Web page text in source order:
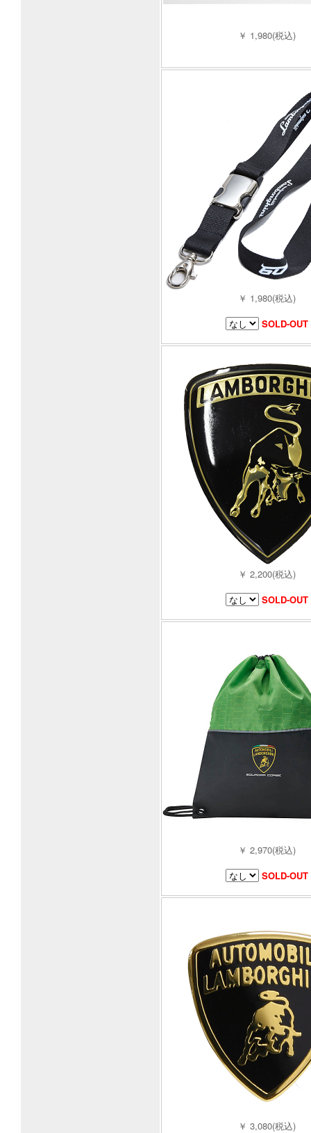
￥ 1,980(税込)
￥ 1,980(税込)
SOLD-OUT
￥ 2,200(税込)
SOLD-OUT
￥ 2,970(税込)
SOLD-OUT
￥ 3,080(税込)